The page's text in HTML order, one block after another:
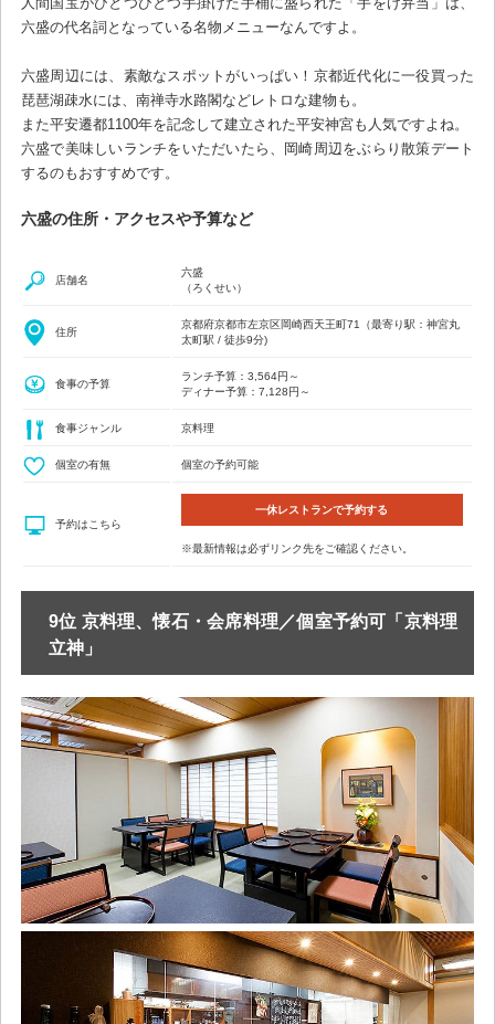
六盛の代名詞となっている名物メニューなんですよ。
六盛周辺には、素敵なスポットがいっぱい！京都近代化に一役買った
琵琶湖疎水には、南禅寺水路閣などレトロな建物も。
また平安遷都1100年を記念して建立された平安神宮も人気ですよね。
六盛で美味しいランチをいただいたら、岡崎周辺をぶらり散策デート
するのもおすすめです。
六盛の住所・アクセスや予算など
店舗名
六盛
（ろくせい）
住所
京都府京都市左京区岡崎西天王町71（最寄り駅：神宮丸
太町駅 / 徒歩9分)
食事の予算
ランチ予算：3,564円～
ディナー予算：7,128円～
食事ジャンル 京料理
個室の有無 個室の予約可能
予約はこちら
一休レストランで予約する
※最新情報は必ずリンク先をご確認ください。
9位 京料理、懐石・会席料理／個室予約可「京料理
立神」